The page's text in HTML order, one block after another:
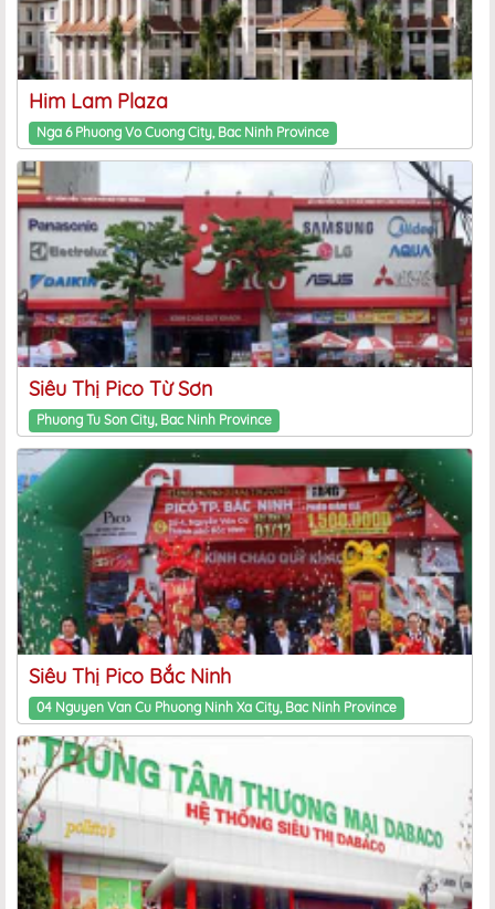
Him Lam Plaza
Nga 6 Phuong Vo Cuong City, Bac Ninh Province
Siêu Thị Pico Từ Sơn
Phuong Tu Son City, Bac Ninh Province
Siêu Thị Pico Bắc Ninh
04 Nguyen Van Cu Phuong Ninh Xa City, Bac Ninh Province